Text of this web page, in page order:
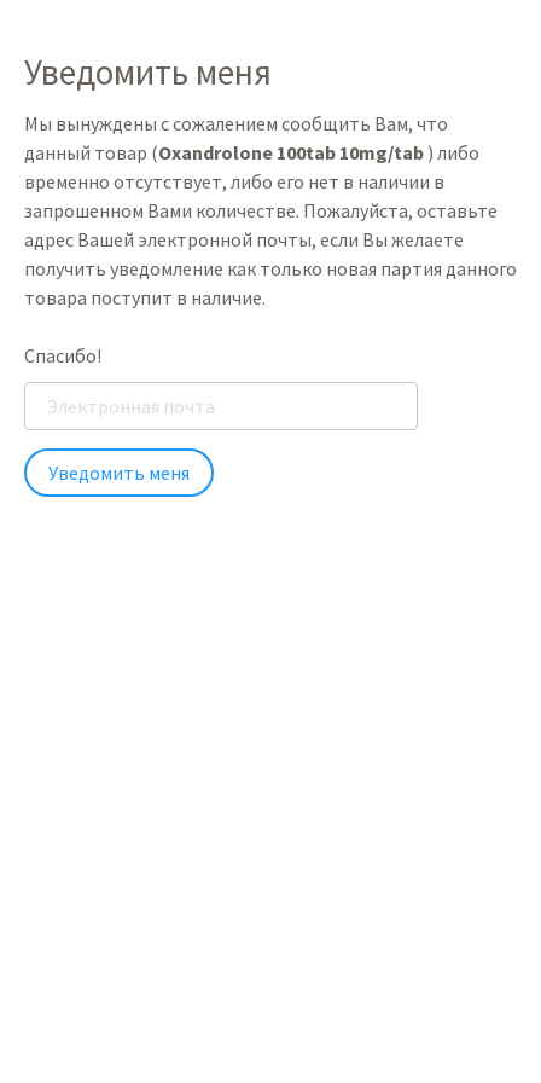
Уведомить меня
Мы вынуждены с сожалением сообщить Вам, что
данный товар (Oxandrolone 100tab 10mg/tab ) либо
временно отсутствует, либо его нет в наличии в
запрошенном Вами количестве. Пожалуйста, оставьте
адрес Вашей электронной почты, если Вы желаете
получить уведомление как только новая партия данного
товара поступит в наличие.
Спасибо!